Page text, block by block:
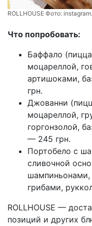
ROLLHOUSE Фото:
Что попробовать:
Баффало
моцареллой,
артишоками,
грн.
Джованни
моцареллой,
горгонзолой,
— 245 грн.
Портобело с
сливочной
грибами,
ROLLHOUSE —
позиций и других